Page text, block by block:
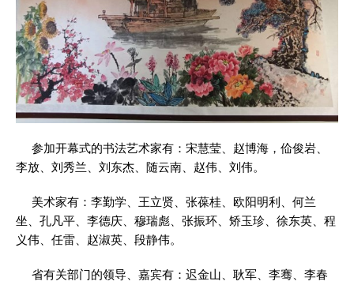
参加开幕式的书法艺术家有：宋慧莹、赵博海，佡俊岩、
李放、刘秀兰、刘东杰、随云南、赵伟、刘伟。
美术家有：李勤学、王立贤、张葆桂、欧阳明利、何兰
坐、孔凡平、李德庆、穆瑞彪、张振环、矫玉珍、徐东英、程
义伟、任雷、赵淑英、段静伟。
省有关部门的领导、嘉宾有：迟金山、耿军、李骞、李春